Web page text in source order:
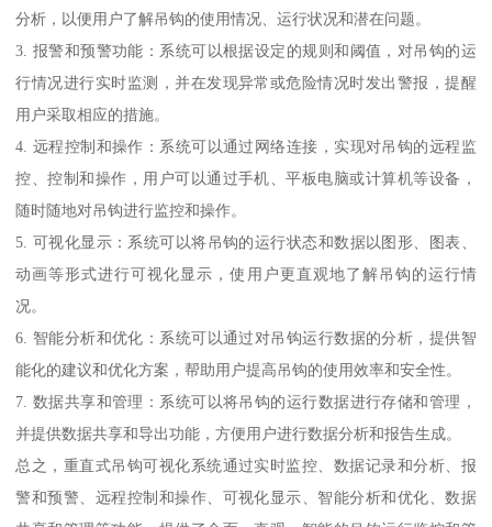
分析，以便用户了解吊钩的使用情况、运行状况和潜在问题。
3. 报警和预警功能：系统可以根据设定的规则和阈值，对吊钩的运
行情况进行实时监测，并在发现异常或危险情况时发出警报，提醒
用户采取相应的措施。
4. 远程控制和操作：系统可以通过网络连接，实现对吊钩的远程监
控、控制和操作，用户可以通过手机、平板电脑或计算机等设备，
随时随地对吊钩进行监控和操作。
5. 可视化显示：系统可以将吊钩的运行状态和数据以图形、图表、
动画等形式进行可视化显示，使用户更直观地了解吊钩的运行情
况。
6. 智能分析和优化：系统可以通过对吊钩运行数据的分析，提供智
能化的建议和优化方案，帮助用户提高吊钩的使用效率和安全性。
7. 数据共享和管理：系统可以将吊钩的运行数据进行存储和管理，
并提供数据共享和导出功能，方便用户进行数据分析和报告生成。
总之，重直式吊钩可视化系统通过实时监控、数据记录和分析、报
警和预警、远程控制和操作、可视化显示、智能分析和优化、数据